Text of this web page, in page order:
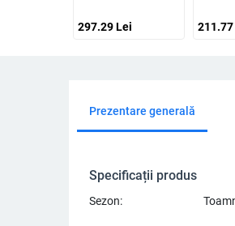
297.29Lei 211.77
Prezentare generală
Specificații produs
Sezon: